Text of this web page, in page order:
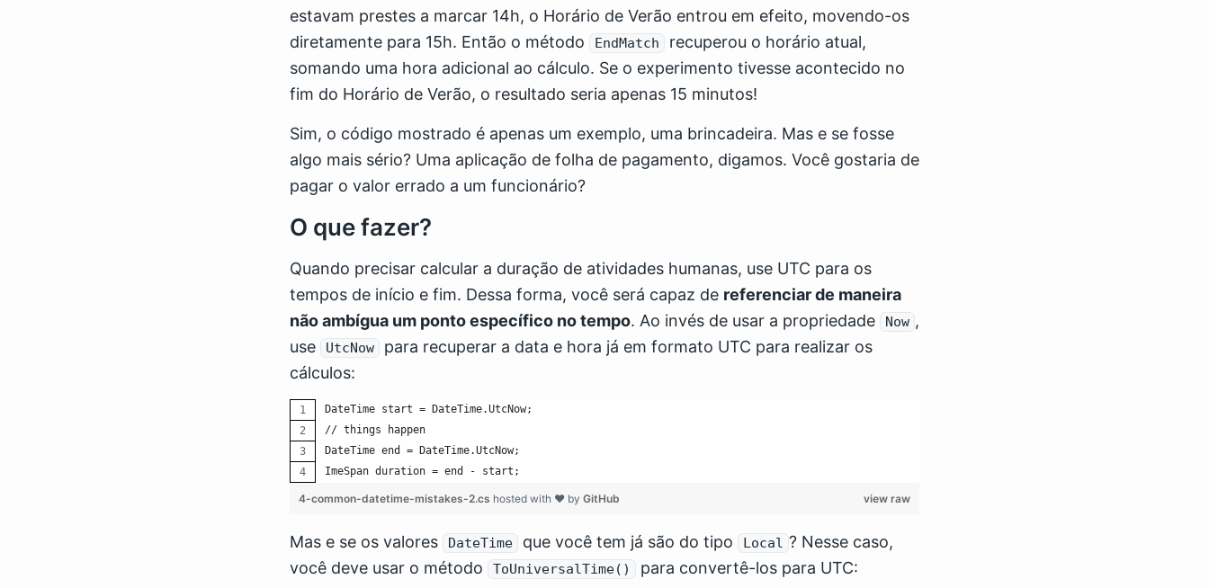
estavam prestes a marcar 14h, o Horário de Verão entrou em efeito, movendo-os
diretamente para 15h. Então o método
EndMatch
recuperou o horário atual,
somando uma hora adicional ao cálculo. Se o experimento tivesse acontecido no
fim do Horário de Verão, o resultado seria apenas 15 minutos!
Sim, o código mostrado é apenas um exemplo, uma brincadeira. Mas e se fosse
algo mais sério? Uma aplicação de folha de pagamento, digamos. Você gostaria de
pagar o valor errado a um funcionário?
O que fazer?
Quando precisar calcular a duração de atividades humanas, use UTC para os
tempos de início e fim. Dessa forma, você será capaz de referenciar de maneira
não ambígua um ponto específico no tempo. Ao invés de usar a propriedade Now ,
use
UtcNow
para recuperar a data e hora já em formato UTC para realizar os
cálculos:
DateTime start = DateTime.UtcNow;
// things happen
DateTime end = DateTime.UtcNow;
ImeSpan duration = end - start;
view raw
4-common-datetime-mistakes-2.cs hosted with ❤ by GitHub
Mas e se os valores DateTime que você tem já são do tipo Local ? Nesse caso,
você deve usar o método
ToUniversalTime() para convertê-los para UTC: